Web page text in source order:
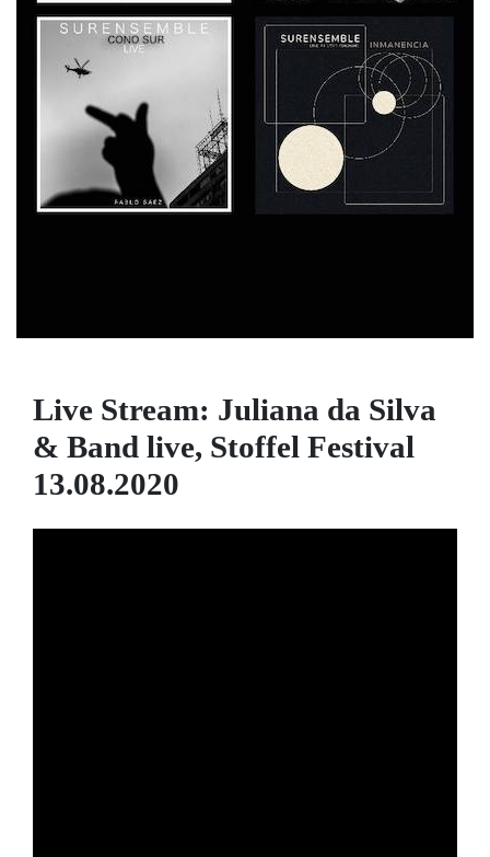
Live Stream: Juliana da Silva
& Band live, Stoffel Festival
13.08.2020